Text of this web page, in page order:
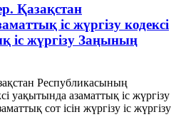
Қазақстан
іс жүргізу кодексі
іс жүргізу Заңының
Республикасының
уақытында азаматтық іс жүргізу
сот ісін жүргізу іс жүргізу